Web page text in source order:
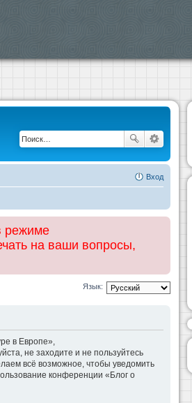
Вход
режиме
на ваши вопросы,
Язык:
в Европе»,
не заходите и не пользуйтесь
всё возможное, чтобы уведомить
конференции «Блог о